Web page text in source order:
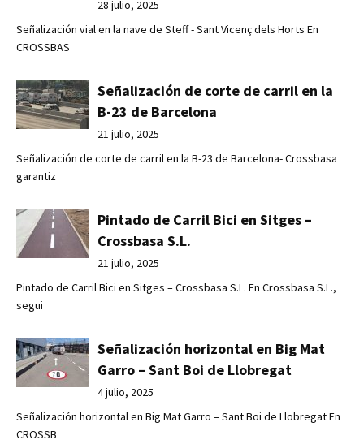
28 julio, 2025
Señalización vial en la nave de Steff - Sant Vicenç dels Horts En
CROSSBAS
Señalización de corte de carril en la
B-23 de Barcelona
21 julio, 2025
Señalización de corte de carril en la B-23 de Barcelona- Crossbasa
garantiz
Pintado de Carril Bici en Sitges –
Crossbasa S.L.
21 julio, 2025
Pintado de Carril Bici en Sitges – Crossbasa S.L. En Crossbasa S.L.,
segui
Señalización horizontal en Big Mat
Garro – Sant Boi de Llobregat
4 julio, 2025
Señalización horizontal en Big Mat Garro – Sant Boi de Llobregat En
CROSSB